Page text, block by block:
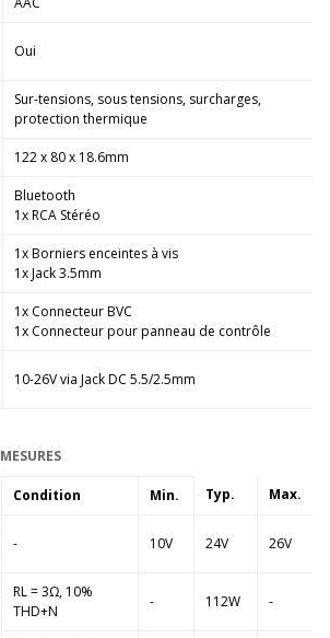
Oui
Sur-tensions, sous tensions, surcharges,
protection thermique
122 x 80 x 18.6mm
Bluetooth
1x RCA Stéréo
1x Borniers enceintes à vis
1x Jack 3.5mm
1x Connecteur BVC
1x Connecteur pour panneau de contrôle
10-26V via Jack DC 5.5/2.5mm
MESURES
Condition Min. Typ. Max.
- 10V 24V 26V
RL = 3Ω, 10%
THD+N
- 112W -